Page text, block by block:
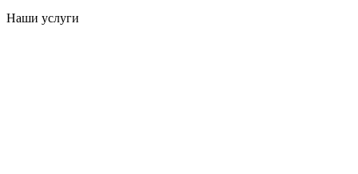
Наши услуги